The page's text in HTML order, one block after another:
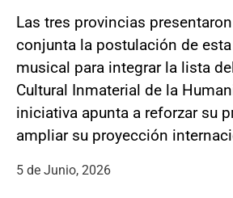
Las tres provincias
conjunta la postulación de
musical para integrar la lista
Cultural Inmaterial de la
iniciativa apunta a reforzar su
ampliar su proyección
5 de Junio, 2026